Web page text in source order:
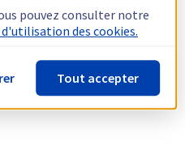
pouvez consulter notre
des cookies.
Tout accepter